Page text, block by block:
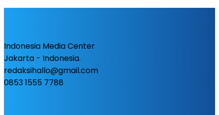
Indonesia Media Center
Jakarta - Indonesia.
redaksihallo@gmail.com
0853 1555 7788